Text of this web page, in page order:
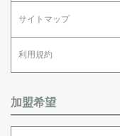
サイトマップ
利用規約
加盟希望